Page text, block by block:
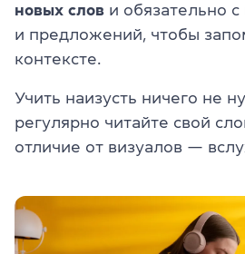
новых слов и обязательно
и предложений, чтобы
контексте.
Учить наизусть ничего не
регулярно читайте свой
отличие от визуалов —